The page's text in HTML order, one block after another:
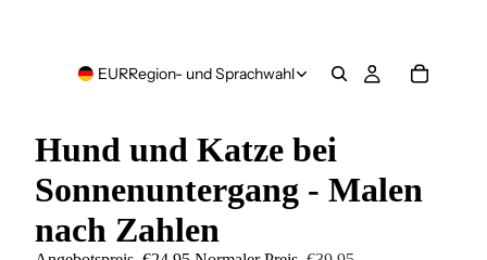
EURRegion- und Sprachwahl
Hund und Katze bei
Sonnenuntergang - Malen
nach Zahlen